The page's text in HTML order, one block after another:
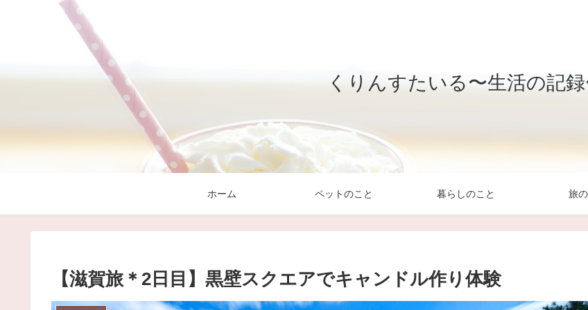
くりんすたいる〜生活の記
ホーム ペットのこと 暮らしのこと 旅
【滋賀旅＊2日目】黒壁スクエアでキャンドル作り体験